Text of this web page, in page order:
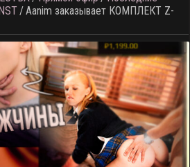
/Aanim заказывает КОМПЛЕКТ Z-